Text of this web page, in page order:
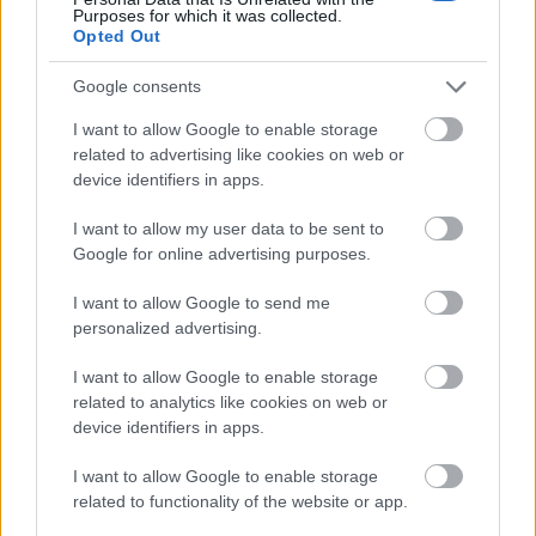
Purposes for which it was collected.
Opted Out
Google consents
I want to allow Google to enable storage
related to advertising like cookies on web or
device identifiers in apps.
I want to allow my user data to be sent to
Google for online advertising purposes.
I want to allow Google to send me
personalized advertising.
I want to allow Google to enable storage
related to analytics like cookies on web or
device identifiers in apps.
I want to allow Google to enable storage
related to functionality of the website or app.
Remek példa erre, hogy édesanyám éppen egy éve
lett nagymama, de idén úgy döntött, hogy mivel
félig már nyugdíjba vonult, ideje és pénze is van
arra, hogy megtanuljon úszni. Bizony, közel 60
évesen vág bele, és ebben az a meglepő, hogy egy
kisvárosba jár, ahol mellette nagyjából tíz ember
szintén ennyi idősen döntött úgy, hogy ideje
lenne belevetnie magát a medencébe.
Van, aki
félelemből nem tette korábban, akad, akinek
pénze vagy ideje nem volt rá, most azonban
minden adott arra, hogy megpróbálják a
„lehetetlent”.
De nem ők az egyedüliek. Egyre több idős kezd